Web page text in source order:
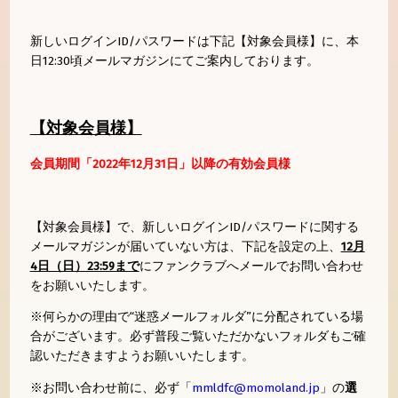
新しいログインID/パスワードは下記【対象会員様】に、本
日12:30頃メールマガジンにてご案内しております。
【対象会員様】
会員期間「2022年12月31日」以降の有効会員様
【対象会員様】で、新しいログインID/パスワードに関する
メールマガジンが届いていない方は、下記を設定の上、 12月
4日（日）23:59までにファンクラブへメールでお問い合わせ
をお願いいたします。
※何らかの理由で“迷惑メールフォルダ”に分配されている場
合がございます。必ず普段ご覧いただかないフォルダもご確
認いただきますようお願いいたします。
※お問い合わせ前に、必ず「mmldfc@momoland.jp 」の選